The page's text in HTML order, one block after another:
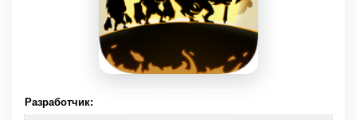
Разработчик: